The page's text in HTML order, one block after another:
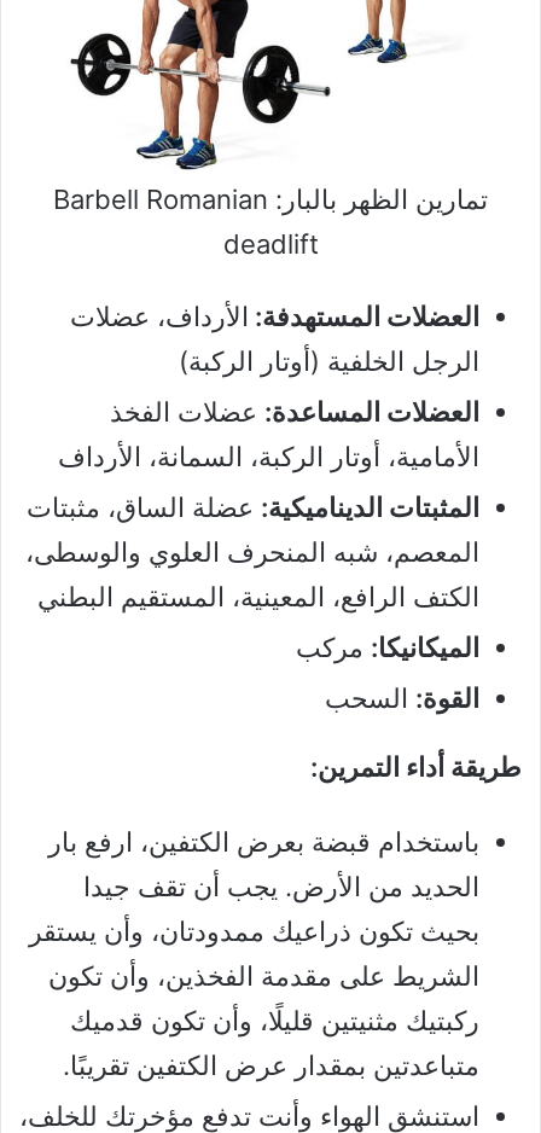
تمارين الظهر بالبار: Barbell Romanian
deadlift
العضلات المستهدفة: الأرداف، عضلات
الرجل الخلفية (أوتار الركبة)
العضلات المساعدة: عضلات الفخذ
الأمامية، أوتار الركبة، السمانة، الأرداف
المثبتات الديناميكية: عضلة الساق، مثبتات
المعصم، شبه المنحرف العلوي والوسطى،
الكتف الرافع، المعينية، المستقيم البطني
الميكانيكا: مركب
القوة: السحب
طريقة أداء التمرين:
باستخدام قبضة بعرض الكتفين، ارفع بار
الحديد من الأرض. يجب أن تقف جيدا
بحيث تكون ذراعيك ممدودتان، وأن يستقر
الشريط على مقدمة الفخذين، وأن تكون
ركبتيك مثنيتين قليلًا، وأن تكون قدميك
متباعدتين بمقدار عرض الكتفين تقريبًا.
استنشق الهواء وأنت تدفع مؤخرتك للخلف،